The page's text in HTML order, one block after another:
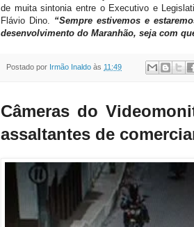
de muita sintonia entre o Executivo e
Flávio Dino. “Sempre estivemos e
desenvolvimento do Maranhão, seja com
Postado por Irmão Inaldo às 11:49
Câmeras do
assaltantes de